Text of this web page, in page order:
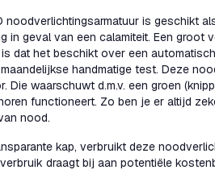
noodverlichtingsarmatuur is geschikt
in geval van een calamiteit. Een groot
dat het beschikt over een
handmatige test. Deze
Die waarschuwt d.m.v. een groen
functioneert. Zo ben je er altijd
nood.
kap, verbruikt deze
draagt bij aan potentiële